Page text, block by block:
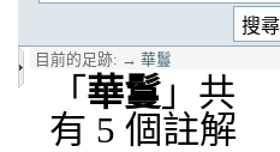
目前的足跡: → 華鬘
「 華鬘 」共
有 5 個註解